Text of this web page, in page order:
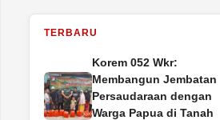
TERBARU
Korem 052 Wkr:
Membangun Jembatan
Persaudaraan dengan
Warga Papua di Tanah